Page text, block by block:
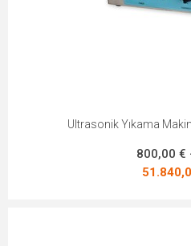
Ultrasonik Yıkama
800,00 €